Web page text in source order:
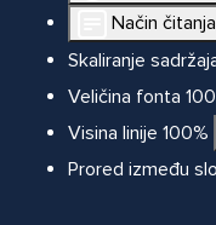
Način čitanja
Skaliranje
Veličina fonta 100
Visina linije 100%
Prored između